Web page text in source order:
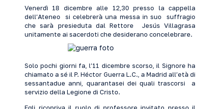
Venerdì 18 dicembre alle 12,30 presso la cappella
dell’Ateneo si celebrerà una messa in suo suffragio
che sarà presieduta dal Rettore Jesús Villagrasa
unitamente ai sacerdoti che desiderano concelebrare.
Solo pochi giorni fa, l’11 dicembre scorso, il Signore ha
chiamato a sé il P. Héctor Guerra L.C., a Madrid all’età di
sessantadue anni, quarantasei dei quali trascorsi a
servizio della Legione di Cristo.